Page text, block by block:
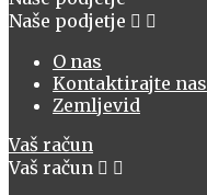
Naše podjetje  
O nas
Kontaktirajte nas
Zemljevid
Vaš račun
Vaš račun  